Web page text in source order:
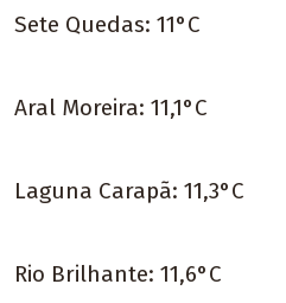
Sete Quedas: 11°C
Aral Moreira: 11,1°C
Laguna Carapã: 11,3°C
Rio Brilhante: 11,6°C